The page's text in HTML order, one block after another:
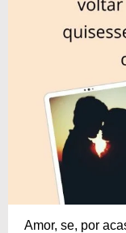
Amor, se, por